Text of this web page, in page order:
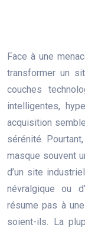
Face à une
transformer un
couches
intelligentes,
acquisition
sérénité.
masque souvent
d’un site
névralgique ou
résume pas à
soient-ils. La